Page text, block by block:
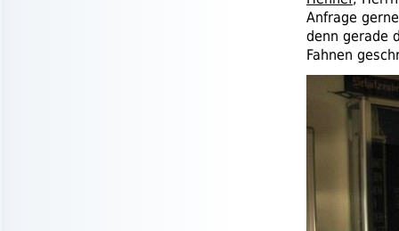
Anfrage
denn gerade
Fahnen